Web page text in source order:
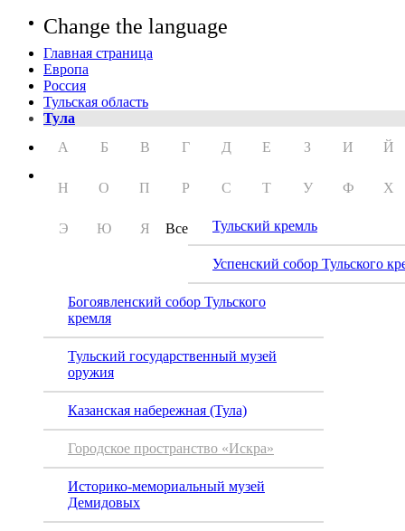
Change the language
Главная страница
Европа
Россия
Тульская область
Тула
А
Б В Г Д Е З И Й
Н О П Р С Т У Ф Х
Э Ю Я Все Тульский кремль
Успенский собор Тульского
Богоявленский собор Тульского
кремля
Тульский государственный музей
оружия
Казанская набережная (Тула)
Городское пространство «Искра»
Историко-мемориальный музей
Демидовых